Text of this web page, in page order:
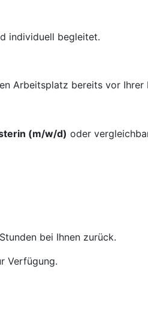
individuell begleitet.
Arbeitsplatz bereits vor Ihrer
(m/w/d) oder
bei Ihnen zurück.
Verfügung.